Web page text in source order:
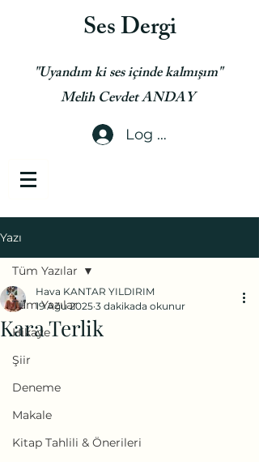
Ses Dergi
"Uyandım ki ses içinde kalmışım"
Melih Cevdet ANDAY
Log In
Yazı
Tüm Yazılar
Hikaye
Şiir
Deneme
Makale
Kitap Tahlili & Önerileri
Tüm Yazılar
Kara Terlik
Hava KANTAR YILDIRIM
19 Ağu 2025 3 dakikada okunur